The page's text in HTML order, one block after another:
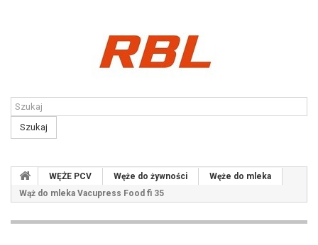
Szukaj
WĘŻE PCV Węże do żywności
Węże do mleka
Wąż do mleka Vacupress Food fi 35